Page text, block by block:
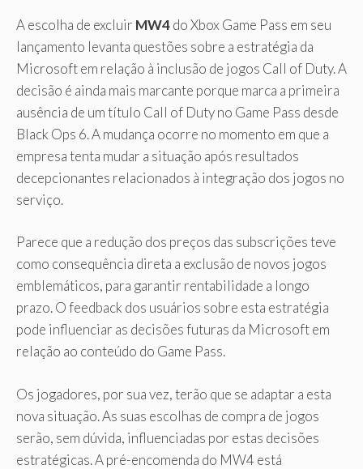
A escolha de excluir MW4do Xbox Game Pass em seu
lançamento levanta questões sobre a estratégia da
Microsoft em relação à inclusão de jogos Call of Duty. A
decisão é ainda mais marcante porque marca a primeira
ausência de um título Call of Duty no Game Pass desde
Black Ops 6. A mudança ocorre no momento em que a
empresa tenta mudar a situação após resultados
decepcionantes relacionados à integração dos jogos no
serviço.
Parece que a redução dos preços das subscrições teve
como consequência direta a exclusão de novos jogos
emblemáticos, para garantir rentabilidade a longo
prazo. O feedback dos usuários sobre esta estratégia
pode influenciar as decisões futuras da Microsoft em
relação ao conteúdo do Game Pass.
Os jogadores, por sua vez, terão que se adaptar a esta
nova situação. As suas escolhas de compra de jogos
serão, sem dúvida, influenciadas por estas decisões
estratégicas. A pré-encomenda do MW4 está